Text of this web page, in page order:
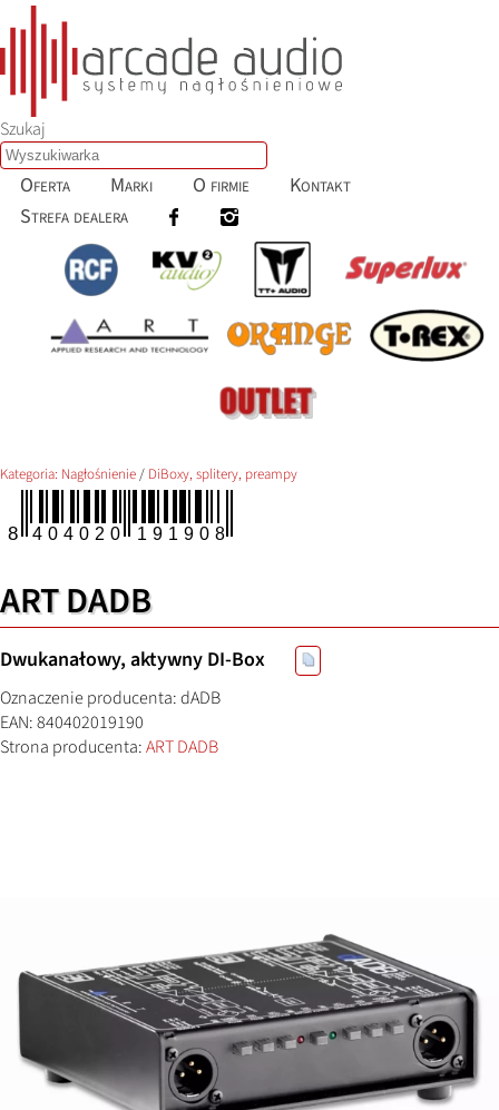
Szukaj
Oferta Marki O firmie
Kontakt
Strefa dealera
Kategoria: Nagłośnienie/ DiBoxy, splitery, preampy
ART DADB
Dwukanałowy, aktywny DI-Box
Oznaczenie producenta: dADB
EAN: 840402019190
Strona producenta:ART DADB